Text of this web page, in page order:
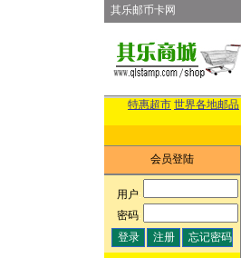
其乐邮币卡网
特惠超市 世界各地邮品
会员登陆
用户:
密码: